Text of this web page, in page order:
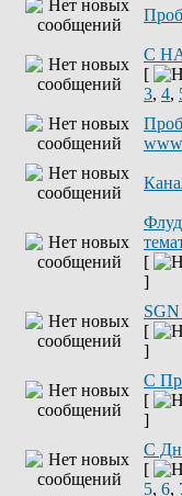
С
[
3, 4,
[
]
[
]
С
[
]
С
[
5, 6,